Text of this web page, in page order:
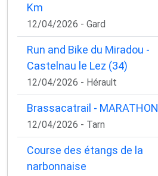
Km
12/04/2026 - Gard
Run and Bike du Miradou -
Castelnau le Lez (34)
12/04/2026 - Hérault
Brassacatrail - MARATHON
12/04/2026 - Tarn
Course des étangs de la
narbonnaise